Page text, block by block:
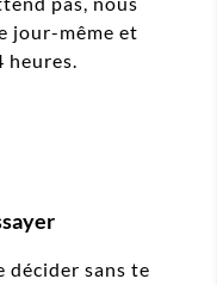
jour-même et
heures.
décider sans te